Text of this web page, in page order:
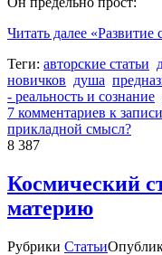
Читать далее «Развитие
Теги: авторские статьи
новичков душа
- реальность и сознание
7 комментариев к
прикладной смысл?
8 387
Космический
материю
Рубрики Статьи